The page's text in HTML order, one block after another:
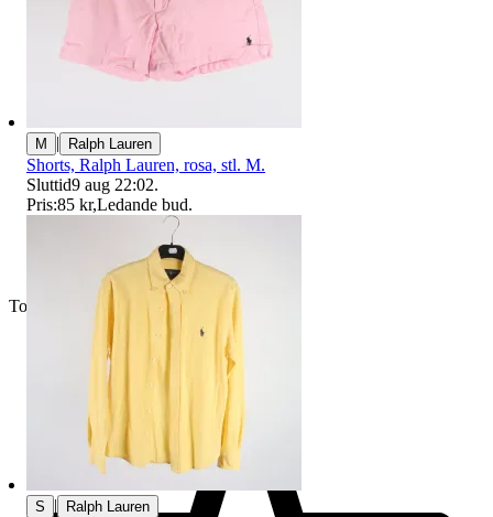
Toppsäljare
M | Ralph Lauren
Shorts, Ralph Lauren, rosa, stl. M.
Sluttid9 aug 22:02.
Pris:85 kr,Ledande bud.
S | Ralph Lauren